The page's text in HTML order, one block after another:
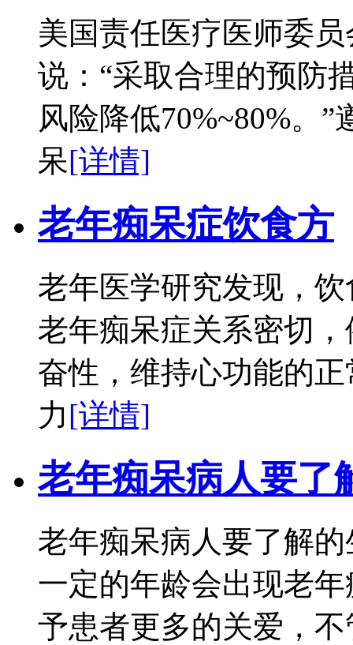
美国责任医疗医师委
说：“采取合理的预防
风险降低70%~80%。
呆[详情]
老年痴呆症饮食方
老年医学研究发现，
老年痴呆症关系密切
奋性，维持心功能的
力[详情]
老年痴呆病人要了
老年痴呆病人要了解
一定的年龄会出现老
予患者更多的关爱，